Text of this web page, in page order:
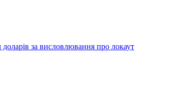
за висловлювання про локаут